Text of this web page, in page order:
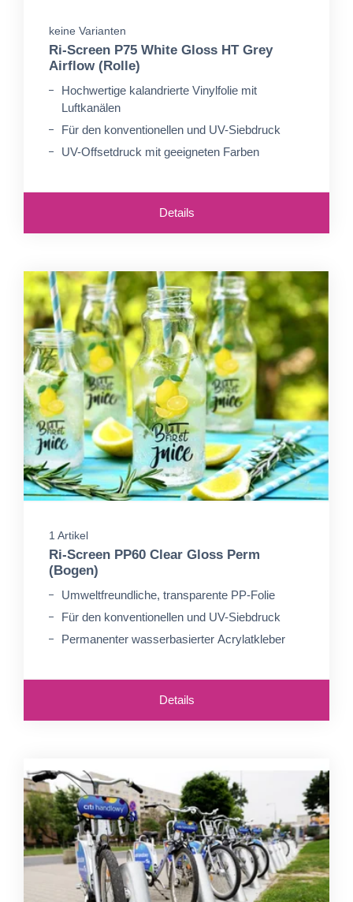
keine Varianten
Ri-Screen P75 White Gloss HT Grey
Airflow (Rolle)
Hochwertige kalandrierte Vinylfolie mit
Luftkanälen
Für den konventionellen und UV-Siebdruck
UV-Offsetdruck mit geeigneten Farben
Details
1 Artikel
Ri-Screen PP60 Clear Gloss Perm
(Bogen)
Umweltfreundliche, transparente PP-Folie
Für den konventionellen und UV-Siebdruck
Permanenter wasserbasierter Acrylatkleber
Details